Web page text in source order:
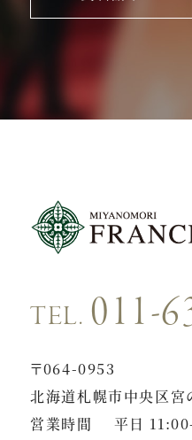
TEL. 011-
〒064-0953
北海道札幌市中央区
営業時間
平日